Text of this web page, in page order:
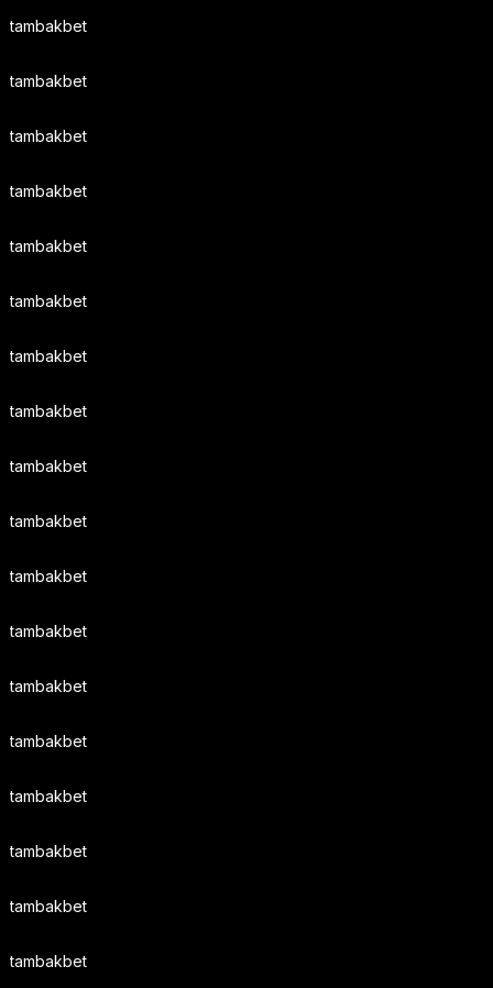
tambakbet
tambakbet
tambakbet
tambakbet
tambakbet
tambakbet
tambakbet
tambakbet
tambakbet
tambakbet
tambakbet
tambakbet
tambakbet
tambakbet
tambakbet
tambakbet
tambakbet
tambakbet